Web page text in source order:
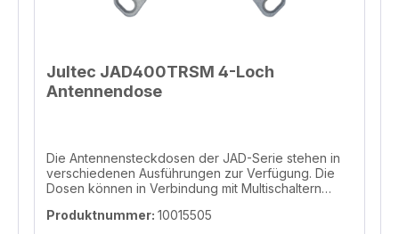
Jultec JAD400TRSM 4-Loch
Antennendose
Die Antennensteckdosen der JAD-Serie stehen in
verschiedenen Ausführungen zur Verfügung. Die
Dosen können in Verbindung mit Multischaltern
wohnungsübergreifender Einkabelinstallation
Produktnummer: 10015505